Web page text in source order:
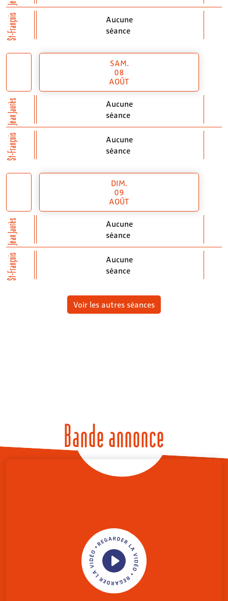
St-François
Aucune
séance
Jean Jaurès
St-François
SAM.
08
AOÛT
Aucune
séance
Aucune
séance
Jean Jaurès
St-François
DIM.
09
AOÛT
Aucune
séance
Aucune
séance
Voir les autres séances
Bande annonce